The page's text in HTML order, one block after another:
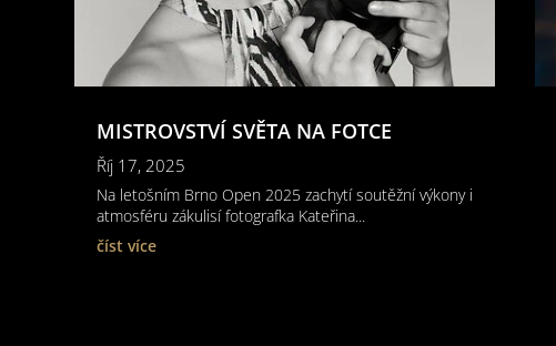
MISTROVSTVÍ SVĚTA NA FOTCE
Říj 17, 2025
Na letošním Brno Open 2025 zachytí soutěžní výkony i
atmosféru zákulisí fotografka Kateřina...
číst více